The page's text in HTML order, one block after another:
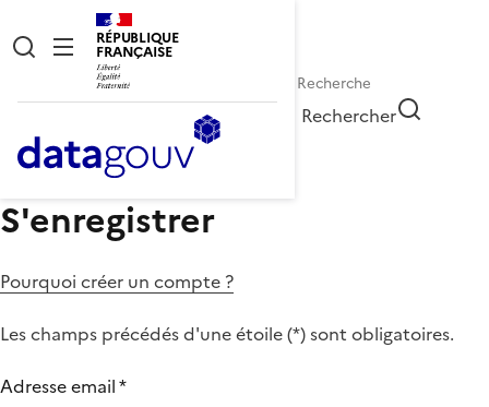
RÉPUBLIQUE
FRANÇAISE
Rechercher
S'enregistrer
Pourquoi créer un compte ?
Les champs précédés d'une étoile (*) sont obligatoires.
Adresse email*